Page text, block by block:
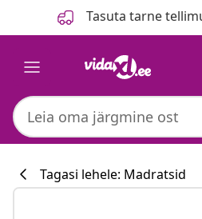
Tasuta tarne
Tagasi lehele: Madratsid